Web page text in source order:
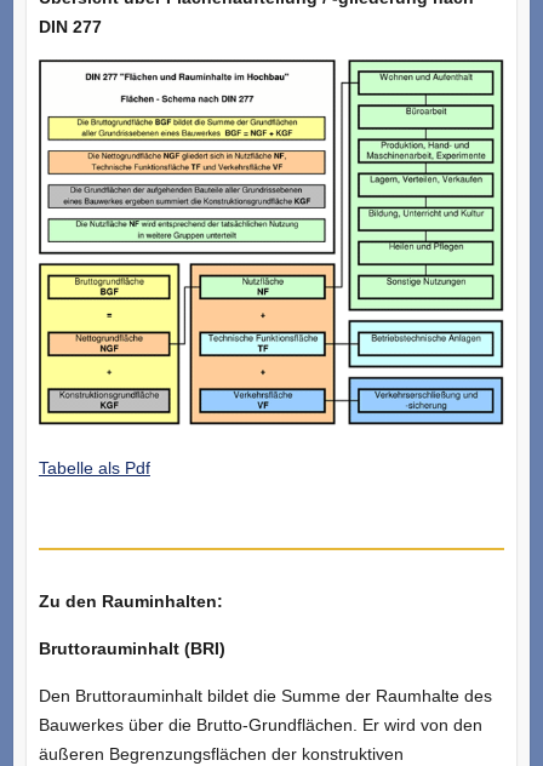
DIN 277
Tabelle als Pdf
Zu den Rauminhalten:
Bruttorauminhalt (BRI)
Den Bruttorauminhalt bildet die Summe der Raumhalte des
Bauwerkes über die Brutto-Grundflächen. Er wird von den
äußeren Begrenzungsflächen der konstruktiven